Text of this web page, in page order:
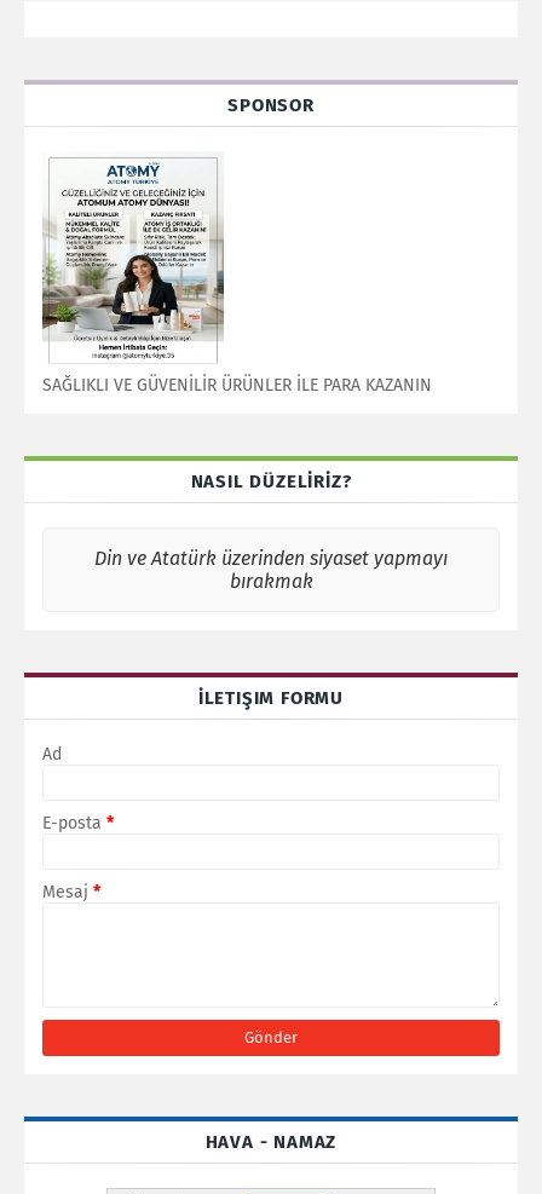
SPONSOR
SAĞLIKLI VE GÜVENİLİR ÜRÜNLER İLE PARA KAZANIN
NASIL DÜZELİRİZ?
Din ve Atatürk üzerinden siyaset yapmayı
bırakmak
İLETIŞIM FORMU
Ad
E-posta *
Mesaj *
HAVA - NAMAZ